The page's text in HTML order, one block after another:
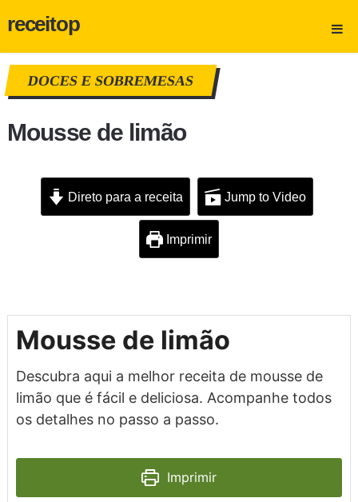
receitop
DOCES E SOBREMESAS
Mousse de limão
Direto para a receita Jump to Video
Imprimir
Mousse de limão
Descubra aqui a melhor receita de mousse de
limão que é fácil e deliciosa. Acompanhe todos
os detalhes no passo a passo.
Imprimir